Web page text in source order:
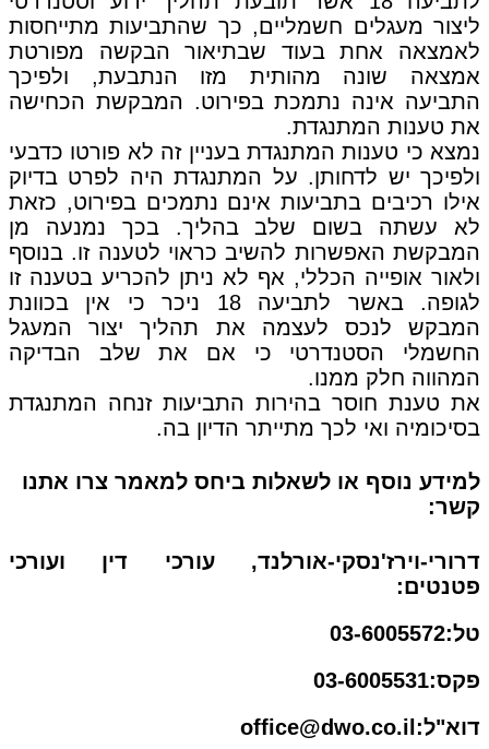
ליצור מעגלים חשמליים, כך שהתביעות מתייחסות
לאמצאה אחת בעוד שבתיאור הבקשה מפורטת
אמצאה שונה מהותית מזו הנתבעת, ולפיכך
התביעה אינה נתמכת בפירוט. המבקשת הכחישה
את טענות המתנגדת.
נמצא כי טענות המתנגדת בעניין זה לא פורטו כדבעי
ולפיכך יש לדחותן. על המתנגדת היה לפרט בדיוק
אילו רכיבים בתביעות אינם נתמכים בפירוט, כזאת
לא עשתה בשום שלב בהליך. בכך נמנעה מן
המבקשת האפשרות להשיב כראוי לטענה זו. בנוסף
ולאור אופייה הכללי, אף לא ניתן להכריע בטענה זו
לגופה. באשר לתביעה 18 ניכר כי אין בכוונת
המבקש לנכס לעצמה את תהליך יצור המעגל
החשמלי הסטנדרטי כי אם את שלב הבדיקה
המהווה חלק ממנו.
את טענת חוסר בהירות התביעות זנחה המתנגדת
בסיכומיה ואי לכך מתייתר הדיון בה.
למידע נוסף או לשאלות ביחס למאמר צרו אתנו
קשר:
דרורי-וירז'נסקי-אורלנד, עורכי דין ועורכי
פטנטים:
טל:03-6005572
פקס:03-6005531
דוא"ל:office@dwo.co.il